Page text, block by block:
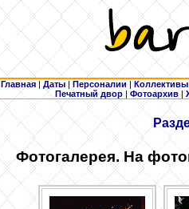
Главная | Даты | Персоналии | Коллективы
Печатный двор |Фотоархив |
Фотогалерея. На